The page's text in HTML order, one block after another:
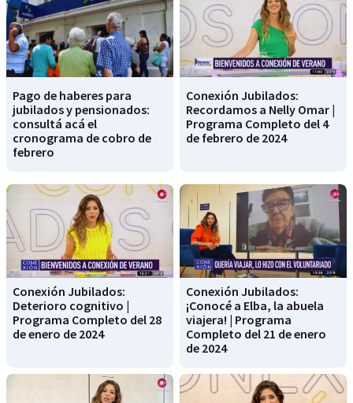
Pago de haberes para
jubilados y pensionados:
consultá acá el
cronograma de cobro de
febrero
Conexión Jubilados:
Recordamos a Nelly Omar |
Programa Completo del 4
de febrero de 2024
Conexión Jubilados:
Deterioro cognitivo |
Programa Completo del 28
de enero de 2024
Conexión Jubilados:
¡Conocé a Elba, la abuela
viajera! | Programa
Completo del 21 de enero
de 2024